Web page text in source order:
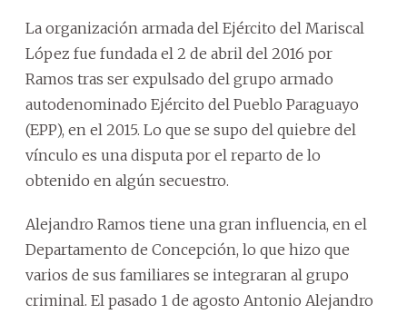
La organización armada del Ejército del Mariscal
López fue fundada el 2 de abril del 2016 por
Ramos tras ser expulsado del grupo armado
autodenominado Ejército del Pueblo Paraguayo
(EPP), en el 2015. Lo que se supo del quiebre del
vínculo es una disputa por el reparto de lo
obtenido en algún secuestro.
Alejandro Ramos tiene una gran influencia, en el
Departamento de Concepción, lo que hizo que
varios de sus familiares se integraran al grupo
criminal. El pasado 1 de agosto Antonio Alejandro